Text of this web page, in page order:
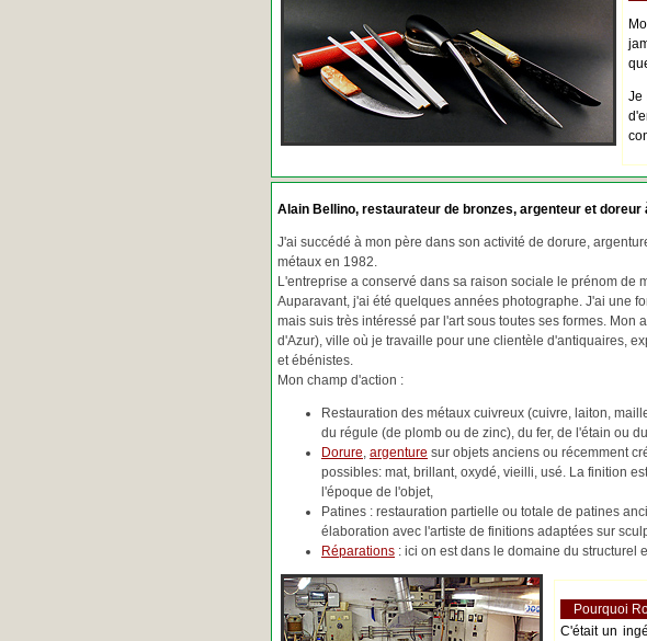
Je
Alain Bellino, restaurateur de bronzes, argenteur et doreur
J'ai succédé à mon père dans son activité de dorure,
métaux en 1982.
L'entreprise a conservé dans sa raison sociale le prénom de
Auparavant, j'ai été quelques années photographe. J'ai une
mais suis très intéressé par l'art sous toutes ses formes. Mon
d'Azur), ville où je travaille pour une clientèle d'antiquaires,
et ébénistes.
Mon champ d'action :
Restauration des métaux cuivreux (cuivre, laiton,
du régule (de plomb ou de zinc), du fer, de l'étain ou
Dorure, argenture sur objets anciens ou récemment
possibles: mat, brillant, oxydé, vieilli, usé. La finition
l'époque de l'objet,
Patines : restauration partielle ou totale de patines
élaboration avec l'artiste de finitions adaptées sur
Réparations : ici on est dans le domaine du structurel
Pourquoi
C'était un